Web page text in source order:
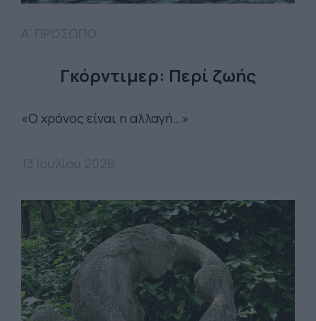
Γκόρντιμερ: Περί ζωής
«Ο χρόνος είναι η αλλαγή…»